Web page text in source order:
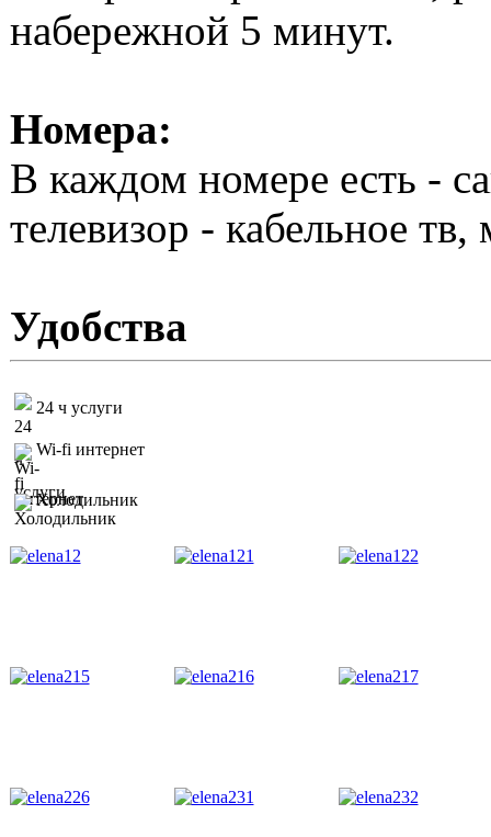
набережной 5 минут.
Номера:
В каждом номере есть -
телевизор - кабельное
Удобства
24 ч услуги
Wi-fi интернет
Холодильник